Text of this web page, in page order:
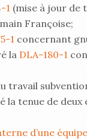
1 (mise à jour de
Françoise;
1 concernant
la DLA-180-1
travail
la tenue de
d’une